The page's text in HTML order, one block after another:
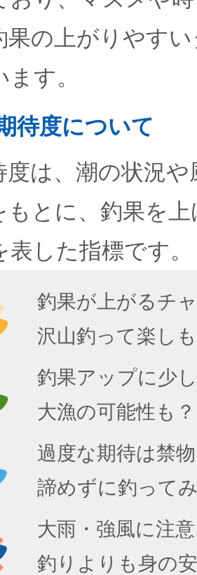
果の上がりやす
す。
待度について
度は、潮の状況
もとに、釣果を
した指標です。
釣果が上がるチ
沢山釣って楽し
釣果アップに少
大漁の可能性も？
過度な期待は禁
諦めずに釣って
大雨・強風に注
釣りよりも身の